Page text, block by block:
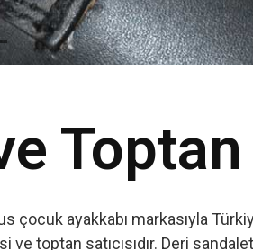
Toptan
çocuk ayakkabı markasıyla
toptan satıcısıdır. Deri